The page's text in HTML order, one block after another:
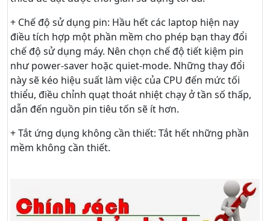
+ Chế độ sử dụng pin: Hầu hết các laptop hiện nay
điều tích hợp một phần mềm cho phép bạn thay đổi
chế độ sử dụng máy. Nên chọn chế độ tiết kiệm pin
như power-saver hoặc quiet-mode. Những thay đổi
này sẽ kéo hiệu suất làm việc của CPU đến mức tối
thiểu, điều chỉnh quạt thoát nhiệt chạy ở tần số thấp,
dẫn đến nguồn pin tiêu tốn sẽ ít hơn.
+ Tắt ứng dụng không cần thiết: Tắt hết những phần
mềm không cần thiết.